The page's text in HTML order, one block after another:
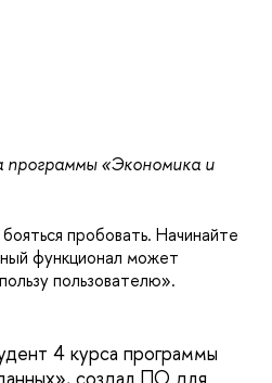
программы «Экономика и
пробовать. Начинайте
функционал может
пользователю».
4 курса программы
создал ПО для